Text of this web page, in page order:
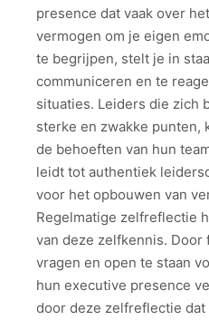
presence dat vaak over
vermogen om je eigen
te begrijpen, stelt je in
communiceren en te
situaties. Leiders die zich
sterke en zwakke punten,
de behoeften van hun
leidt tot authentiek
voor het opbouwen van
Regelmatige zelfreflectie
van deze zelfkennis. Door
vragen en open te staan
hun executive presence
door deze zelfreflectie dat